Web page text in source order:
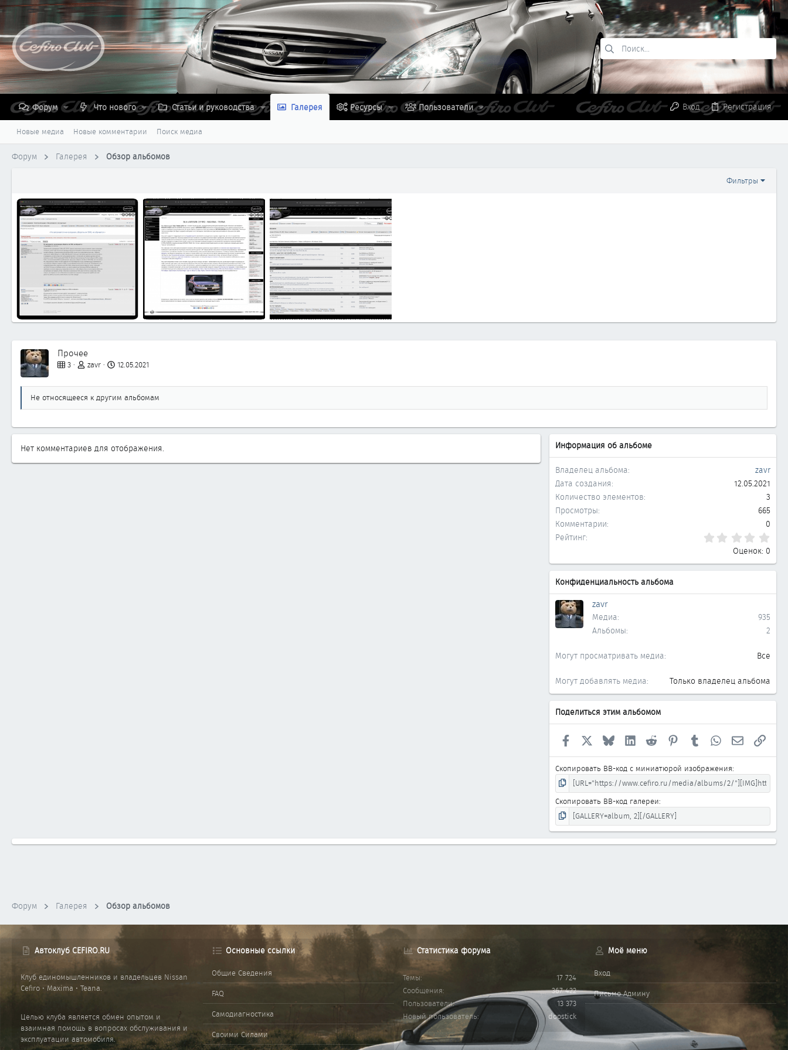
Форум Что нового Статьи и руководства Галерея Ресурсы Пользователи Вход Регистрация
Новые медиа Новые комментарии Поиск медиа
Форум Галерея Обзор альбомов
Фильтры
topic.png main.png forums.png
Прочее
3 zavr 12.05.2021
Не относящееся к другим альбомам
Нет комментариев для отображения. Информация об альбоме
Владелец альбома
zavr
Дата создания
12.05.2021
Количество элементов
3
Просмотры
665
Комментарии
0
Рейтинг
Оценок: 0
Конфиденциальность альбома
zavr
Медиа
935
Альбомы
2
Могут просматривать медиа Все
Могут добавлять медиа Только владелец альбома
Поделиться этим альбомом
Facebook BlueskyLinkedInReddit PinterestTumblr WhatsApp
Скопировать BB-код с миниатюрой изображения
Скопировать BB-код галереи
Форум Галерея Обзор альбомов
Автоклуб CEFIRO.RU
Клуб единомышленников и владельцев Nissan
Cefiro • Maxima • Teana.
Целью клуба является обмен опытом и
взаимная помощь в вопросах обслуживания и
эксплуатации автомобиля.
Основные ссылки
Общие Сведения
FAQ
Самодиагностика
Своими Силами
Статистика форума
Темы
17 724
Сообщения
367 422
Пользователи
13 373
Новый пользователь
doostick
Моё меню
Вход
Письмо Админу